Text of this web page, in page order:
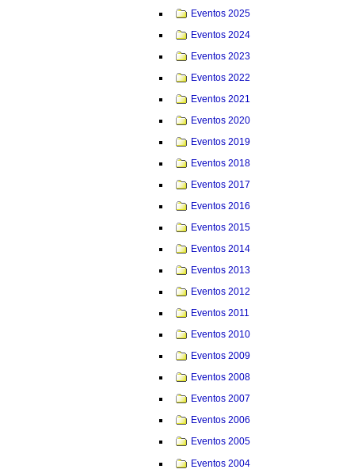
Eventos 2025
Eventos 2024
Eventos 2023
Eventos 2022
Eventos 2021
Eventos 2020
Eventos 2019
Eventos 2018
Eventos 2017
Eventos 2016
Eventos 2015
Eventos 2014
Eventos 2013
Eventos 2012
Eventos 2011
Eventos 2010
Eventos 2009
Eventos 2008
Eventos 2007
Eventos 2006
Eventos 2005
Eventos 2004